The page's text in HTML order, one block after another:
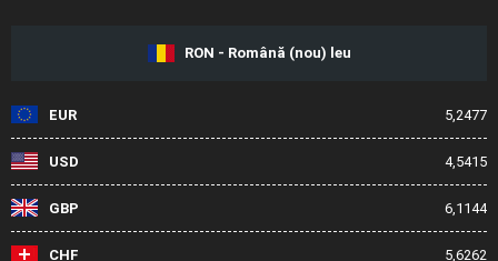
RON - Română (nou) leu
EUR 5,2477
USD 4,5415
GBP 6,1144
CHF 5,6262